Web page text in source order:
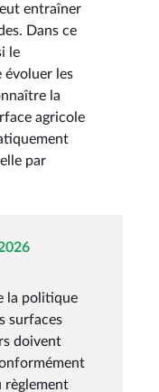
entraîner
Dans ce
le
évoluer les
la
agricole
par
la politique
surfaces
doivent
règlement